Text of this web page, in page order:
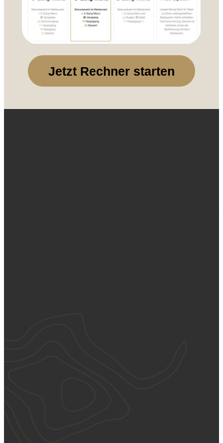
Jetzt Rechner starten